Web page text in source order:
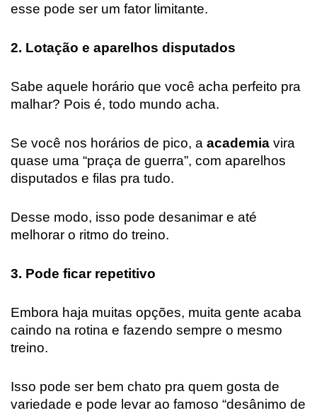
esse pode ser um fator limitante.
2. Lotação e aparelhos disputados
Sabe aquele horário que você acha perfeito pra
malhar? Pois é, todo mundo acha.
Se você nos horários de pico, a academia vira
quase uma “praça de guerra”, com aparelhos
disputados e filas pra tudo.
Desse modo, isso pode desanimar e até
melhorar o ritmo do treino.
3. Pode ficar repetitivo
Embora haja muitas opções, muita gente acaba
caindo na rotina e fazendo sempre o mesmo
treino.
Isso pode ser bem chato pra quem gosta de
variedade e pode levar ao famoso “desânimo de